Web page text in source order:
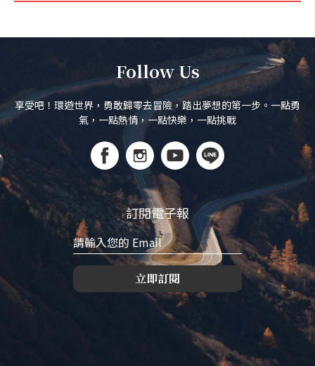
Follow Us
享受吧！環遊世界，勇敢歸零去冒險，踏出夢想的第一步。一點勇
氣，一點熱情，一點快樂，一點挑戰
訂閱電子報
立即訂閱